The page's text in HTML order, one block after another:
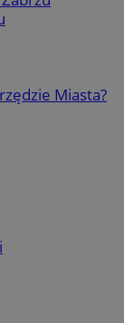
Miasta?